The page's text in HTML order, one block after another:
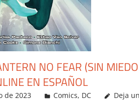
NO FEAR (SIN
EN ESPAÑOL
de 2023 Carlitox Banana
Comics, DC
Deja